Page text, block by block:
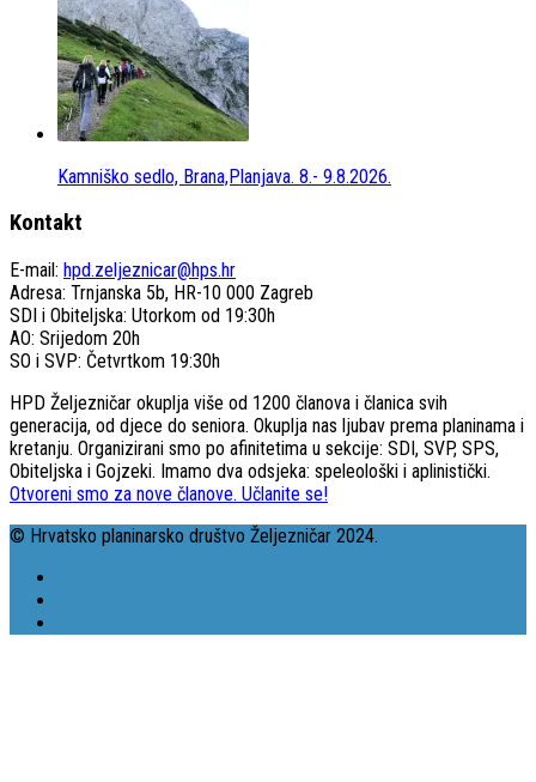
Kamniško sedlo, Brana,Planjava. 8.- 9.8.2026.
Kontakt
E-mail: hpd.zeljeznicar@hps.hr
Adresa: Trnjanska 5b, HR-10 000 Zagreb
SDI i Obiteljska: Utorkom od 19:30h
AO: Srijedom 20h
SO i SVP: Četvrtkom 19:30h
HPD Željezničar okuplja više od 1200 članova i članica svih
generacija, od djece do seniora. Okuplja nas ljubav prema planinama i
kretanju. Organizirani smo po afinitetima u sekcije: SDI, SVP, SPS,
Obiteljska i Gojzeki. Imamo dva odsjeka: speleološki i aplinistički.
Otvoreni smo za nove članove. Učlanite se!
© Hrvatsko planinarsko društvo Željezničar 2024.